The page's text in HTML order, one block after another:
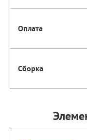
Оплата
Сборка